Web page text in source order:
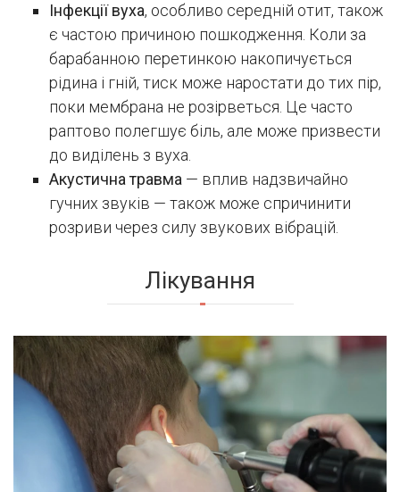
Інфекції вуха, особливо середній отит, також
є частою причиною пошкодження. Коли за
барабанною перетинкою накопичується
рідина і гній, тиск може наростати до тих пір,
поки мембрана не розірветься. Це часто
раптово полегшує біль, але може призвести
до виділень з вуха.
Акустична травма — вплив надзвичайно
гучних звуків — також може спричинити
розриви через силу звукових вібрацій.
Лікування